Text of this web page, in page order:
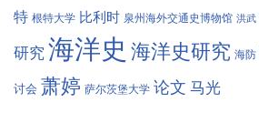
特 根特大学 比利时 泉州海外交通史博物馆 洪武
研究 海洋史 海洋史研究 海防
讨会 萧婷 萨尔茨堡大学 论文 马光